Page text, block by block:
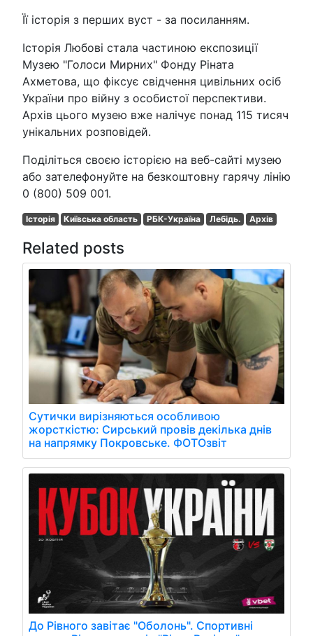
Її історія з перших вуст - за посиланням.
Історія Любові стала частиною експозиції
Музею "Голоси Мирних" Фонду Ріната
Ахметова, що фіксує свідчення цивільних осіб
України про війну з особистої перспективи.
Архів цього музею вже налічує понад 115 тисяч
унікальних розповідей.
Поділіться своєю історією на веб-сайті музею
або зателефонуйте на безкоштовну гарячу лінію
0 (800) 509 001.
Історія Київська область РБК-Україна Лебідь. Архів
Related posts
Сутички вирізняються особливою
жорсткістю: Сирський провів декілька днів
на напрямку Покровське. ФОТОзвіт
До Рівного завітає "Оболонь". Спортивні